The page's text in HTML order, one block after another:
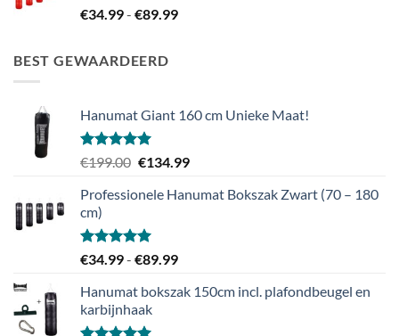
€34.99- €89.99Prijsklasse:
BEST GEWAARDEERD
Hanumat Giant 160 cm Unieke Maat!
Gewaardeerd
€199.00 Oorspronkelijke
was:
€134.99Huidige
is:
Professionele Hanumat Bokszak Zwart (70 – 180
cm)
Gewaardeerd
€34.99- €89.99Prijsklasse:
tot
Hanumat bokszak 150cm incl. plafondbeugel en
karbijnhaak